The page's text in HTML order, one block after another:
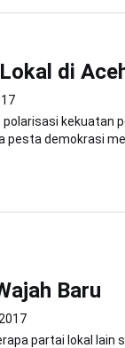
di
polarisasi kekuatan
pesta demokrasi
Baru
partai lokal lain